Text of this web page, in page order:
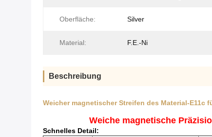
Oberfläche: Silver
Material: F.E.-Ni
Beschreibung
Weicher magnetischer Streifen des Material-
Weiche magnetische
Schnelles Detail: